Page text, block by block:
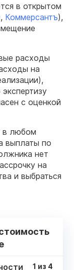
в открытом
, Коммерсантъ),
расходы
на
с оценкой
в любом
выплаты по
нет
на
и выбраться
1 из 4